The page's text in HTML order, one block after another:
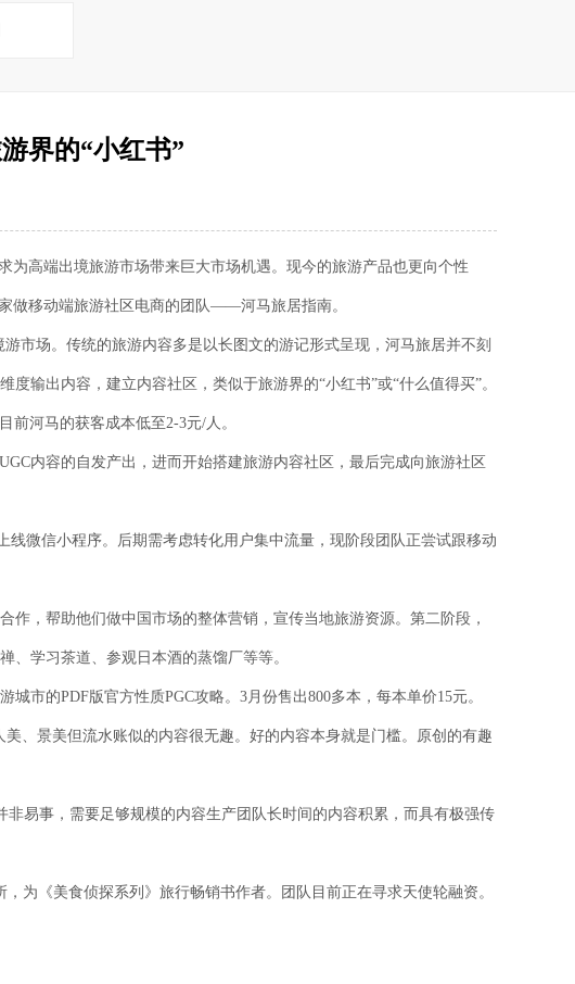
界的“小红书”
为高端出境旅游市场带来巨大市场机遇。现今的旅游产品也更向个性
做移动端旅游社区电商的团队——河马旅居指南。
市场。传统的旅游内容多是以长图文的游记形式呈现，河马旅居并不刻
输出内容，建立内容社区，类似于旅游界的“小红书”或“什么值得买”。
前河马的获客成本低至2-3元/人。
内容的自发产出，进而开始搭建旅游内容社区，最后完成向旅游社区
微信小程序。后期需考虑转化用户集中流量，现阶段团队正尝试跟移动
，帮助他们做中国市场的整体营销，宣传当地旅游资源。第二阶段，
、学习茶道、参观日本酒的蒸馏厂等等。
市的PDF版官方性质PGC攻略。3月份售出800多本，每本单价15元。
、景美但流水账似的内容很无趣。好的内容本身就是门槛。原创的有趣
易事，需要足够规模的内容生产团队长时间的内容积累，而具有极强传
为《美食侦探系列》旅行畅销书作者。团队目前正在寻求天使轮融资。